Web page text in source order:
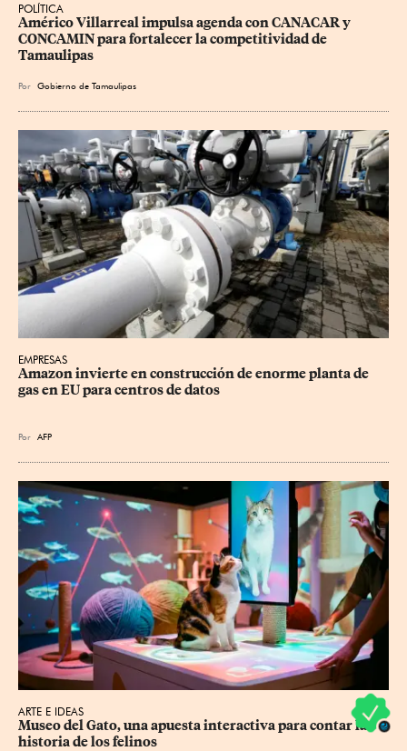
POLÍTICA
Américo Villarreal impulsa agenda con CANACAR y
CONCAMIN para fortalecer la competitividad de
Tamaulipas
Por Gobierno de Tamaulipas
EMPRESAS
Amazon invierte en construcción de enorme planta de
gas en EU para centros de datos
Por AFP
ARTE E IDEAS
Museo del Gato, una apuesta interactiva para contar la
historia de los felinos